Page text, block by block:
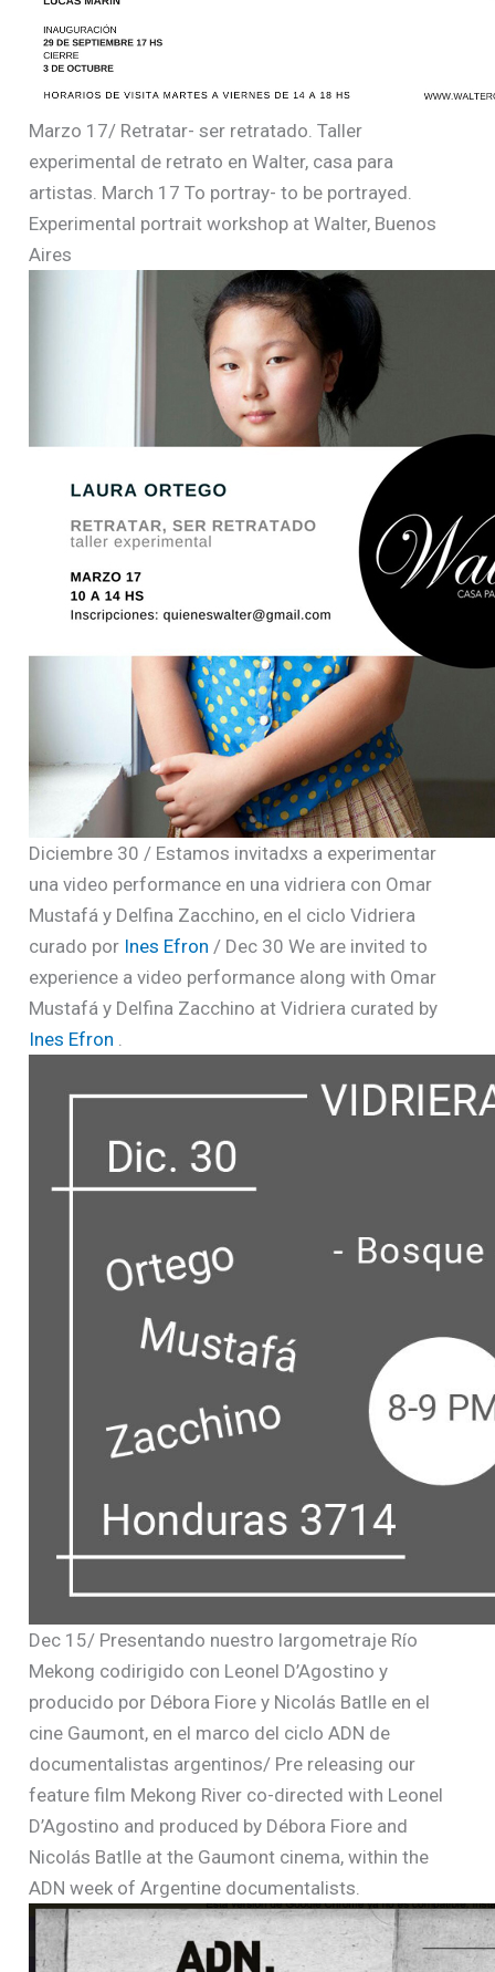
Marzo 17/ Retratar- ser retratado. Taller
experimental de retrato en Walter, casa para
artistas. March 17 To portray- to be portrayed.
Experimental portrait workshop at Walter, Buenos
Aires
Diciembre 30 / Estamos invitadxs a experimentar
una video performance en una vidriera con Omar
Mustafá y Delfina Zacchino, en el ciclo Vidriera
curado por Ines Efron / Dec 30 We are invited to
experience a video performance along with Omar
Mustafá y Delfina Zacchino at Vidriera curated by
Ines Efron .
Dec 15/ Presentando nuestro largometraje Río
Mekong codirigido con Leonel D’Agostino y
producido por Débora Fiore y Nicolás Batlle en el
cine Gaumont, en el marco del ciclo ADN de
documentalistas argentinos/ Pre releasing our
feature film Mekong River co-directed with Leonel
D’Agostino and produced by Débora Fiore and
Nicolás Batlle at the Gaumont cinema, within the
ADN week of Argentine documentalists.